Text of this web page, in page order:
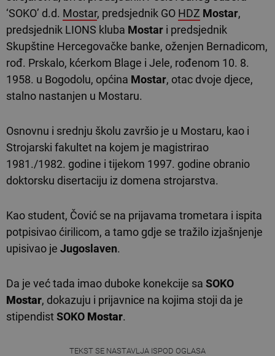
‘SOKO’ d.d. Mostar, predsjednik GO HDZ Mostar,
predsjednik LIONS kluba Mostar i predsjednik
Skupštine Hercegovačke banke, oženjen Bernadicom,
rođ. Prskalo, kćerkom Blage i Jele, rođenom 10. 8.
1958. u Bogodolu, općina Mostar, otac dvoje djece,
stalno nastanjen u Mostaru.
Osnovnu i srednju školu završio je u Mostaru, kao i
Strojarski fakultet na kojem je magistrirao
1981./1982. godine i tijekom 1997. godine obranio
doktorsku disertaciju iz domena strojarstva.
Kao student, Čović se na prijavama trometara i ispita
potpisivao ćirilicom, a tamo gdje se tražilo izjašnjenje
upisivao je Jugoslaven.
Da je već tada imao duboke konekcije sa SOKO
Mostar, dokazuju i prijavnice na kojima stoji da je
stipendistSOKO Mostar.
TEKST SE NASTAVLJA ISPOD OGLASA